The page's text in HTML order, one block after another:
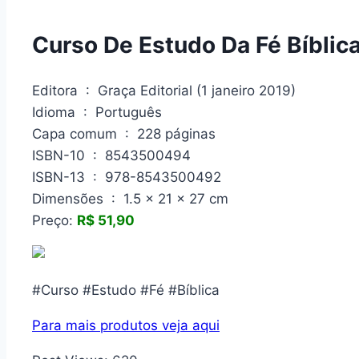
Curso De Estudo Da Fé
Editora ‏ : ‎ Graça Editorial (1 janeiro 2019)
Idioma ‏ : ‎ Português
Capa comum ‏ : ‎ 228 páginas
ISBN-10 ‏ : ‎ 8543500494
ISBN-13 ‏ : ‎ 978-8543500492
Dimensões ‏ : ‎ 1.5 x 21 x 27 cm
Preço: R$ 51,90
#Curso #Estudo #Fé #Bíblica
Para mais produtos veja aqui